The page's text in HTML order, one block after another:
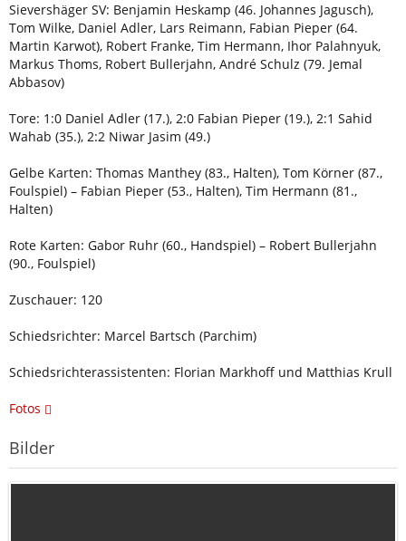
Sievershäger SV: Benjamin Heskamp (46. Johannes Jagusch),
Tom Wilke, Daniel Adler, Lars Reimann, Fabian Pieper (64.
Martin Karwot), Robert Franke, Tim Hermann, Ihor Palahnyuk,
Markus Thoms, Robert Bullerjahn, André Schulz (79. Jemal
Abbasov)
Tore: 1:0 Daniel Adler (17.), 2:0 Fabian Pieper (19.), 2:1 Sahid
Wahab (35.), 2:2 Niwar Jasim (49.)
Gelbe Karten: Thomas Manthey (83., Halten), Tom Körner (87.,
Foulspiel) – Fabian Pieper (53., Halten), Tim Hermann (81.,
Halten)
Rote Karten: Gabor Ruhr (60., Handspiel) – Robert Bullerjahn
(90., Foulspiel)
Zuschauer: 120
Schiedsrichter: Marcel Bartsch (Parchim)
Schiedsrichterassistenten: Florian Markhoff und Matthias Krull
Fotos
Bilder